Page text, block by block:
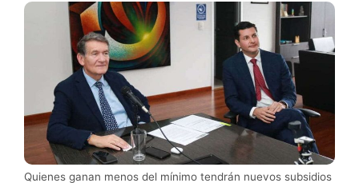
Quienes ganan menos del mínimo tendrán nuevos subsidios